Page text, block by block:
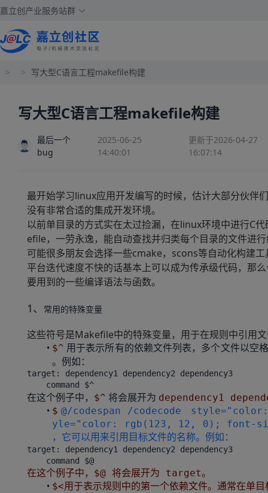
嘉立创产业服务站群
> > 写大型C语言工程makefile构建
写大型C语言工程makefile构建
最后一个
bug
2025-06-25
14:40:01
更新于2026-04-27
16:07:14
最开始学习linux应用开发编写的时候，估计大部分伙伴
没有非常合适的集成开发环境。
以前单目录的方式实在太过捡漏，在linux环境中进行C
efile，一劳永逸，能自动查找并归类每个目录的文件进
可能很多朋友会选择一些cmake，scons等自动化构建
平台迭代速度不快的话基本上可以成为传承级代码，那
要用到的一些编译语法与函数。
1、 常用的特殊变量
这些符号是Makefile中的特殊变量，用于在规则中引用
$^ 用于表示所有的依赖文件列表，多个文件以空
。例如：
target: dependency1 dependency2 dependency3
在这个例子中， $^ 将会展开为 dependency1
$ @/codespan /codecode
yle="color: rgb(123, 12, 0); font-size:
，它可以用来引用目标文件的名称。例如：
target: dependency1 dependency2 dependency3
在这个例子中，$@ 将会展开为 target。
$<用于表示规则中的第一个依赖文件。通常在单